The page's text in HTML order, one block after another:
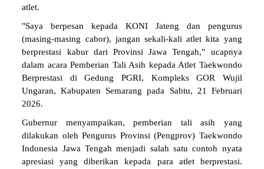
atlet.
"Saya berpesan kepada KONI Jateng dan pengurus
(masing-masing cabor), jangan sekali-kali atlet kita yang
berprestasi kabur dari Provinsi Jawa Tengah," ucapnya
dalam acara Pemberian Tali Asih kepada Atlet Taekwondo
Berprestasi di Gedung PGRI, Kompleks GOR Wujil
Ungaran, Kabupaten Semarang pada Sabtu, 21 Februari
2026.
Gubernur menyampaikan, pemberian tali asih yang
dilakukan oleh Pengurus Provinsi (Pengprov) Taekwondo
Indonesia Jawa Tengah menjadi salah satu contoh nyata
apresiasi yang diberikan kepada para atlet berprestasi.